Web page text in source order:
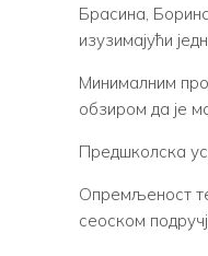
Брасина,
изузимајући
Минималним
обзиром да је
Предшколска
Опремљеност
сеоском